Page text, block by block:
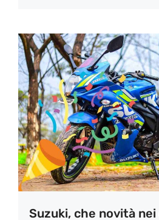
Suzuki, che novità